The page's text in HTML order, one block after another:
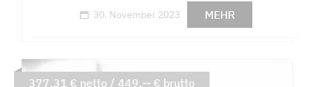
30. November 2023 MEHR
377,31 € netto / 449,-- € brutto